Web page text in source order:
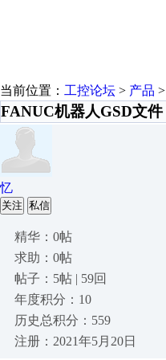
当前位置： 工控论坛 > 产品 >
FANUC机器人GSD文件
忆
关注 私信
精华：0帖
求助：0帖
帖子：5帖 | 59回
年度积分：10
历史总积分：559
注册：2021年5月20日